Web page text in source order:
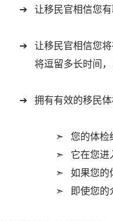
让移民官相信您
让移民官相信您
将逗留多长时间
拥有有效的移民
您的体检
它在您进
如果您的
即使您的